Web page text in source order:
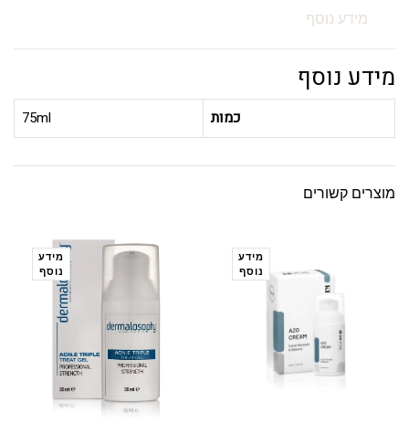
מידע נוסף
מידע נוסף
כמות 75ml
מוצרים קשורים
מידע
נוסף
מידע
נוסף